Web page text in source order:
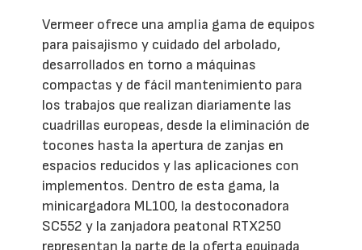
Vermeer ofrece una amplia gama de equipos
para paisajismo y cuidado del arbolado,
desarrollados en torno a máquinas
compactas y de fácil mantenimiento para
los trabajos que realizan diariamente las
cuadrillas europeas, desde la eliminación de
tocones hasta la apertura de zanjas en
espacios reducidos y las aplicaciones con
implementos. Dentro de esta gama, la
minicargadora ML100, la destoconadora
SC552 y la zanjadora peatonal RTX250
representan la parte de la oferta equipada